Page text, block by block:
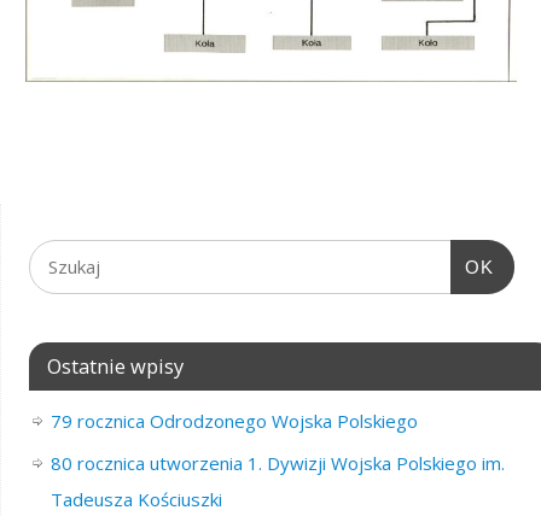
OK
Ostatnie wpisy
79 rocznica Odrodzonego Wojska Polskiego
80 rocznica utworzenia 1. Dywizji Wojska Polskiego im.
Tadeusza Kościuszki